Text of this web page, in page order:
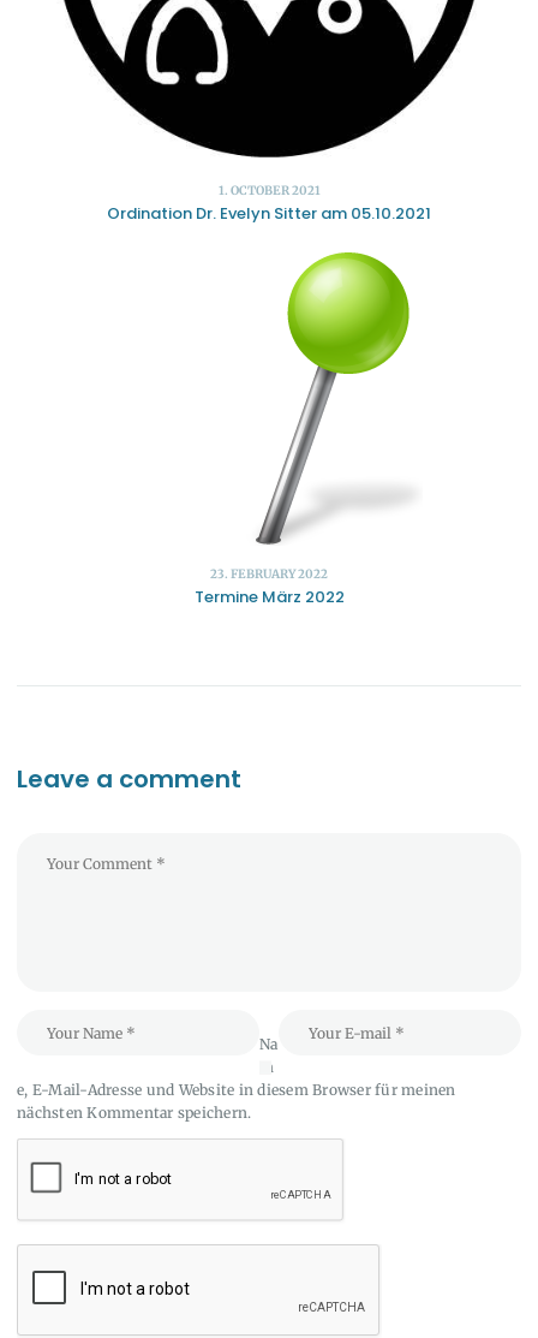
1. OCTOBER 2021
Ordination Dr. Evelyn Sitter am 05.10.2021
23. FEBRUARY 2022
Termine März 2022
Leave a comment
Na
m
e, E-Mail-Adresse und Website in diesem Browser für meinen
nächsten Kommentar speichern.